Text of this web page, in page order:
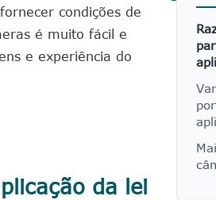
condições de
é muito fácil e
e experiência do
da lei